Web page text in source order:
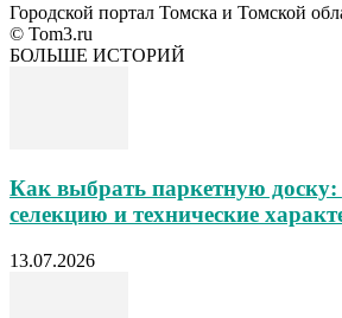
Городской портал Томска и Томской
© Tom3.ru
БОЛЬШЕ ИСТОРИЙ
Как выбрать паркетную
селекцию и технические
13.07.2026